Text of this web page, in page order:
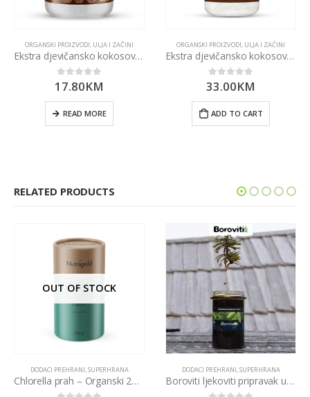
ORGANSKI PROIZVODI, ULJA I ZAČINI
Ekstra djevičansko kokosovo ulje 500ml
0 out of 5
17.80KM
READ MORE
ORGANSKI PROIZVODI, ULJA I ZAČINI
Ekstra djevičansko kokosovo ulje 1000ml
0out of 5
33.00KM
ADD TO CART
RELATED PRODUCTS
OUT OF STOCK
DODACI PREHRANI,SUPERHRANA
Chlorella prah – Organski 250g Nutrigold
DODACI PREHRANI,SUPERHRANA
Boroviti ljekoviti pripravak u obliku meda 314ml